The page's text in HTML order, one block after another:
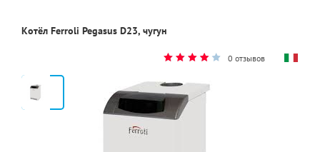
Котёл Ferroli Pegasus D23, чугун
0 отзывов